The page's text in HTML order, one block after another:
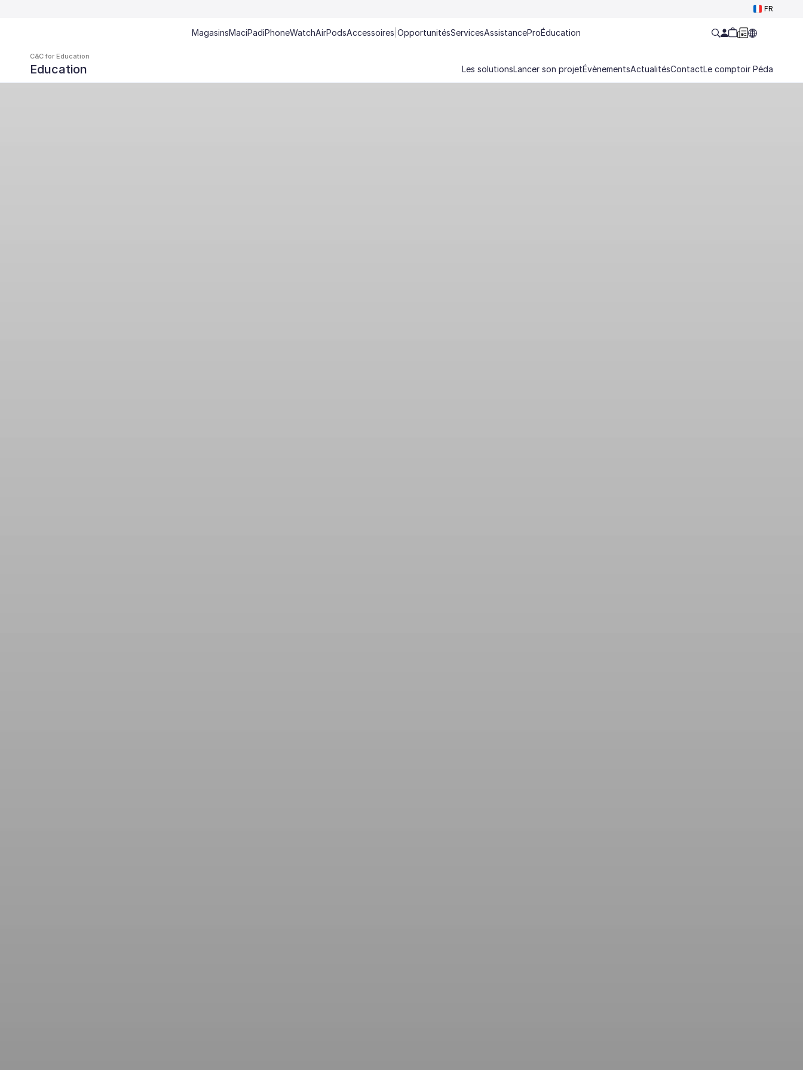
FR
MagasinsMaciPadiPhoneWatchAirPodsAccessoires OpportunitésServicesAssistanceProÉducation
C&C for Education
Education Les solutionsLancer son projetÉvènementsActualitésContactLe comptoir Péda